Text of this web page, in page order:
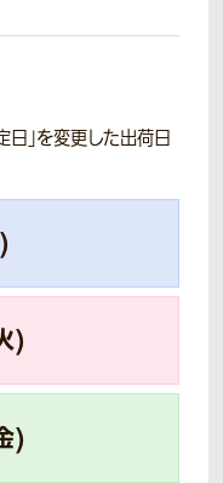
日」を変更した出荷日
)
)